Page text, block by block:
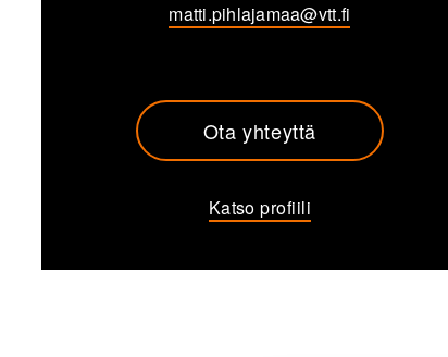
matti.pihlajamaa@vtt.fi
Ota yhteyttä
Katso profiili